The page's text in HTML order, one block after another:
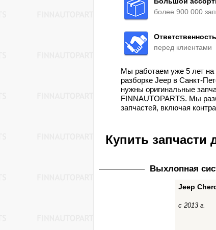
более 900 000
Ответственность
перед клиентами
Мы работаем уже 5 лет на
разборке Jeep в Санкт-
нужны оригинальные
FINNAUTOPARTS. Мы
запчастей, включая
Купить
Выхлопная
Jeep
с 2013 г.